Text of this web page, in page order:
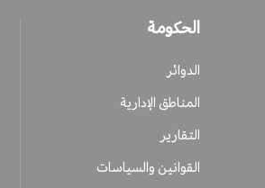
الحكومة
الدوائر
المناطق الإدارية
التقارير
القوانين والسياسات